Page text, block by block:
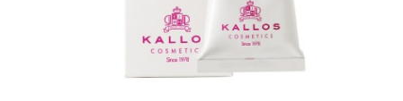
Deodorante si antiperspirante